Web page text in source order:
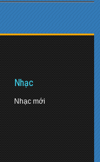
Nhạc
Nhạc mới